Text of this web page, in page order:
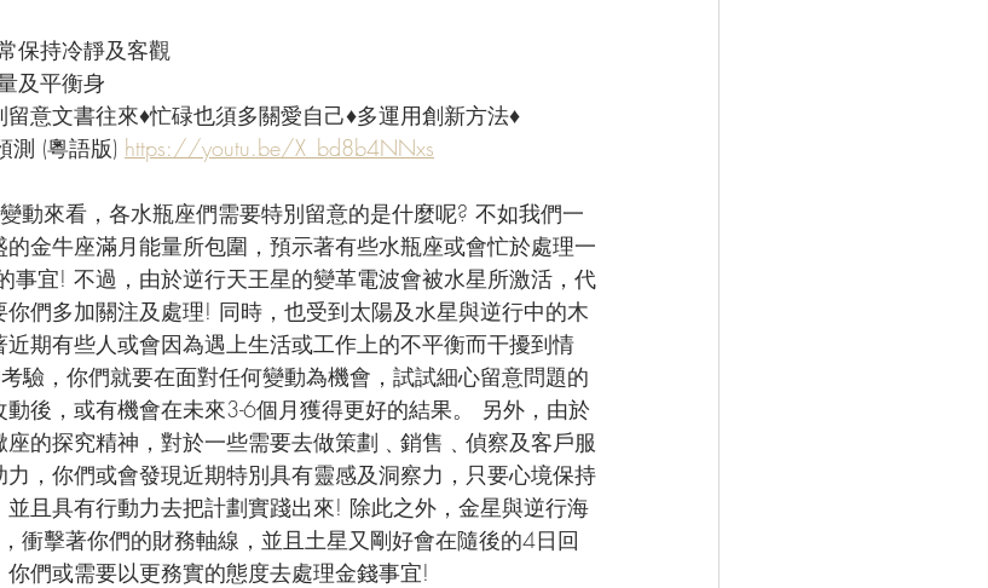
保持冷靜及客觀
及平衡身
意文書往來♦忙碌也須多關愛自己♦多運用創新方法♦
測 (粵語版) https://youtu.be/X_bd8b4NNxs
動來看，各水瓶座們需要特別留意的是什麼呢? 不如我們一
金牛座滿月能量所包圍，預示著有些水瓶座或會忙於處理一
事宜! 不過，由於逆行天王星的變革電波會被水星所激活，代
們多加關注及處理! 同時，也受到太陽及水星與逆行中的木
期有些人或會因為遇上生活或工作上的不平衡而干擾到情
驗，你們就要在面對任何變動為機會，試試細心留意問題的
後，或有機會在未來3-6個月獲得更好的結果。 另外，由於
的探究精神，對於一些需要去做策劃﹑銷售﹑偵察及客戶服
，你們或會發現近期特別具有靈感及洞察力，只要心境保持
且具有行動力去把計劃實踐出來! 除此之外，金星與逆行海
衝擊著你們的財務軸線，並且土星又剛好會在隨後的4日回
們或需要以更務實的態度去處理金錢事宜!